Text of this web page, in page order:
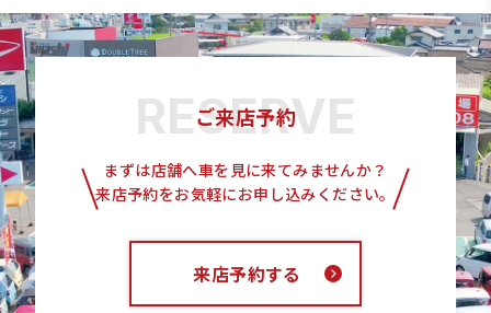
ご来店予約
まずは店舗へ車を見に来てみませんか？
来店予約をお気軽にお申し込みください。
来店予約する